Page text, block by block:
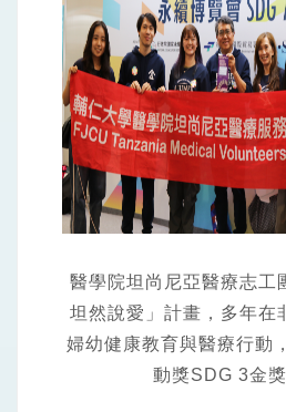
醫學院坦尚尼亞醫療志工
坦然說愛」計畫，多年在
婦幼健康教育與醫療行動
動獎SDG 3金獎